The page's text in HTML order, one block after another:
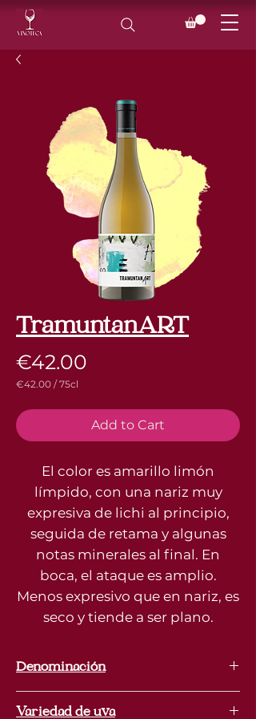
TramuntanART
€42.00
€42.00 /75cl
per
75
Centiliters
Add to Cart
El color es amarillo limón
límpido, con una nariz muy
expresiva de lichi al principio,
seguida de retama y algunas
notas minerales al final. En
boca, el ataque es amplio.
Menos expresivo que en nariz, es
seco y tiende a ser plano.
Denominación
Variedad de uva